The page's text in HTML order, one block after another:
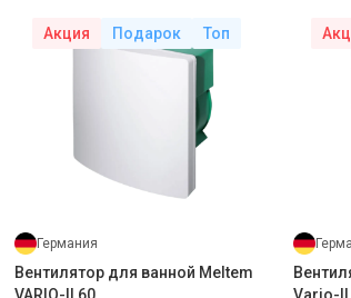
Акция Подарок Топ
Германия
Вентилятор для ванной Meltem